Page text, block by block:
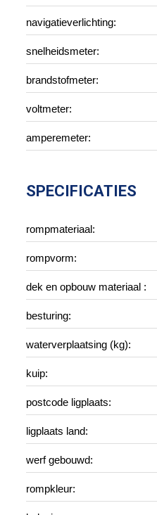
navigatieverlichting:
snelheidsmeter:
brandstofmeter:
voltmeter:
amperemeter:
SPECIFICATIES
rompmateriaal:
rompvorm:
dek en opbouw materiaal :
besturing:
waterverplaatsing (kg):
kuip:
postcode ligplaats:
ligplaats land:
werf gebouwd:
rompkleur: